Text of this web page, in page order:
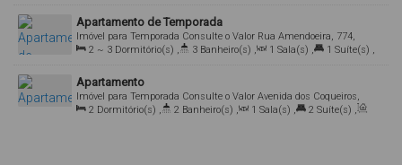
Apartamento de Temporada
Consulte o Valor
Imóvel para Temporada
Rua Amendoeira, 774,
Gardem, 88215-000, Canto Grande, Bombinhas, Santa Catarina,
2 ~ 3 Dormitório(s) , 3 Banheiro(s) , 1 Sala(s) , 1 Suíte(s) ,
Apartamento
Consulte o Valor
Imóvel para Temporada
Avenida dos Coqueiros,
3710, Apto 308, 88215-000, Canto Grande, Bombinhas, Santa
2 Dormitório(s) , 2 Banheiro(s) , 1 Sala(s) , 2 Suíte(s) ,